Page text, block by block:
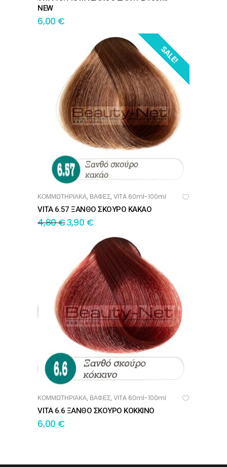
NEW
6,00 €
SALE!
ΠΡΟΣΘΉΚΗ ΣΤΟ ΚΑΛΆΘΙ
ΚΟΜΜΩΤΗΡΙΑΚΑ, ΒΑΦΕΣ, VITA 60ml-100ml
VITA 6.57 ΞΑΝΘΟ ΣΚΟΥΡΟ ΚΑΚΑΟ
4,80€3,90 €
ΠΡΟΣΘΉΚΗ ΣΤΟ ΚΑΛΆΘΙ
ΚΟΜΜΩΤΗΡΙΑΚΑ, ΒΑΦΕΣ, VITA 60ml-100ml
VITA 6.6 ΞΑΝΘΟ ΣΚΟΥΡΟ ΚΟΚΚΙΝΟ
6,00 €